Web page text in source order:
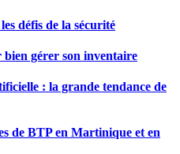
défis de la sécurité
gérer son inventaire
: la grande tendance de
de BTP en Martinique et en